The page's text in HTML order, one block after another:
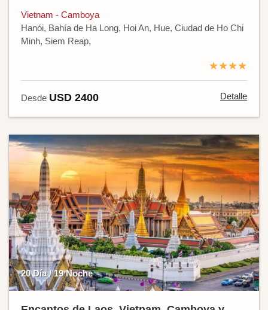
Vietnam - Camboya
Hanói, Bahía de Ha Long, Hoi An, Hue, Ciudad de Ho Chi
Minh, Siem Reap,
★★★★
Desde USD 2400 Detalle
20 Día / 19 Noche